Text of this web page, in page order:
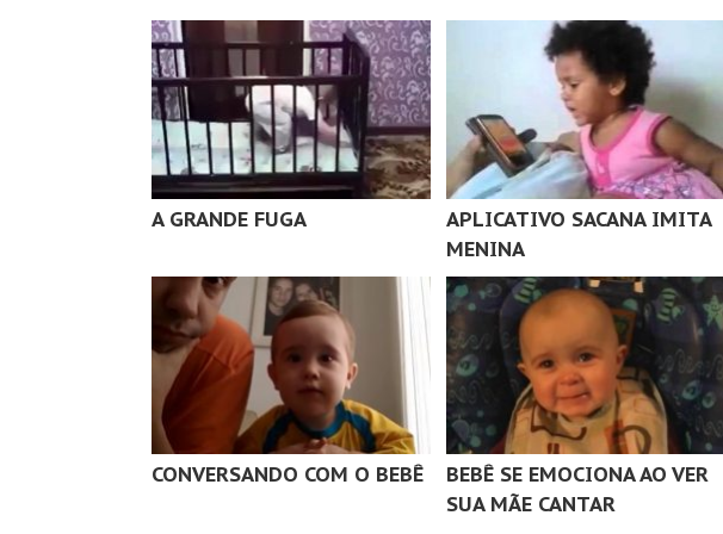
A GRANDE FUGA
APLICATIVO SACANA IMITA
MENINA
CONVERSANDO COM O BEBÊ
BEBÊ SE EMOCIONA AO VER
SUA MÃE CANTAR